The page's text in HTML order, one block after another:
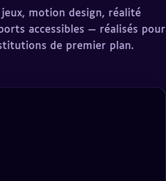
motion design, réalité
accessibles — réalisés pour
de premier plan.